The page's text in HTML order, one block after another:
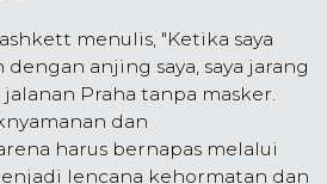
menulis, "Ketika saya
anjing saya, saya jarang
Praha tanpa masker.
dan
harus bernapas melalui
lencana kehormatan dan